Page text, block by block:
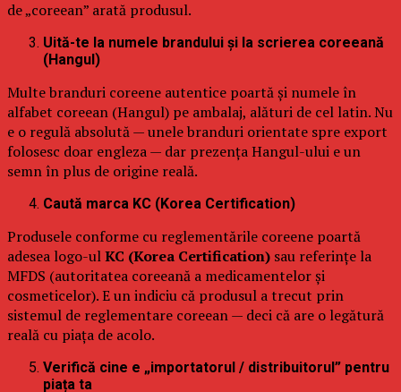
de „coreean” arată produsul.
Uită-te la numele brandului și la scrierea coreeană
(Hangul)
Multe branduri coreene autentice poartă și numele în
alfabet coreean (Hangul) pe ambalaj, alături de cel latin. Nu
e o regulă absolută — unele branduri orientate spre export
folosesc doar engleza — dar prezența Hangul-ului e un
semn în plus de origine reală.
Caută marca KC (Korea Certification)
Produsele conforme cu reglementările coreene poartă
adesea logo-ulKC (Korea Certification) sau referințe la
MFDS (autoritatea coreeană a medicamentelor și
cosmeticelor). E un indiciu că produsul a trecut prin
sistemul de reglementare coreean — deci că are o legătură
reală cu piața de acolo.
Verifică cine e „importatorul / distribuitorul” pentru
piața ta